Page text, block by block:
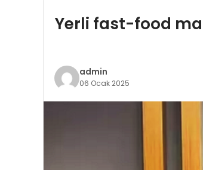
Yerli fast-food
admin
06 Ocak 2025